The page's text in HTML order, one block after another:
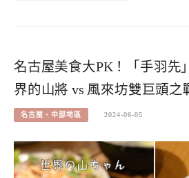
名古屋美食大PK！「手羽先
界的山將 vs 風來坊雙巨頭之
名古屋、中部地區 2024-06-05